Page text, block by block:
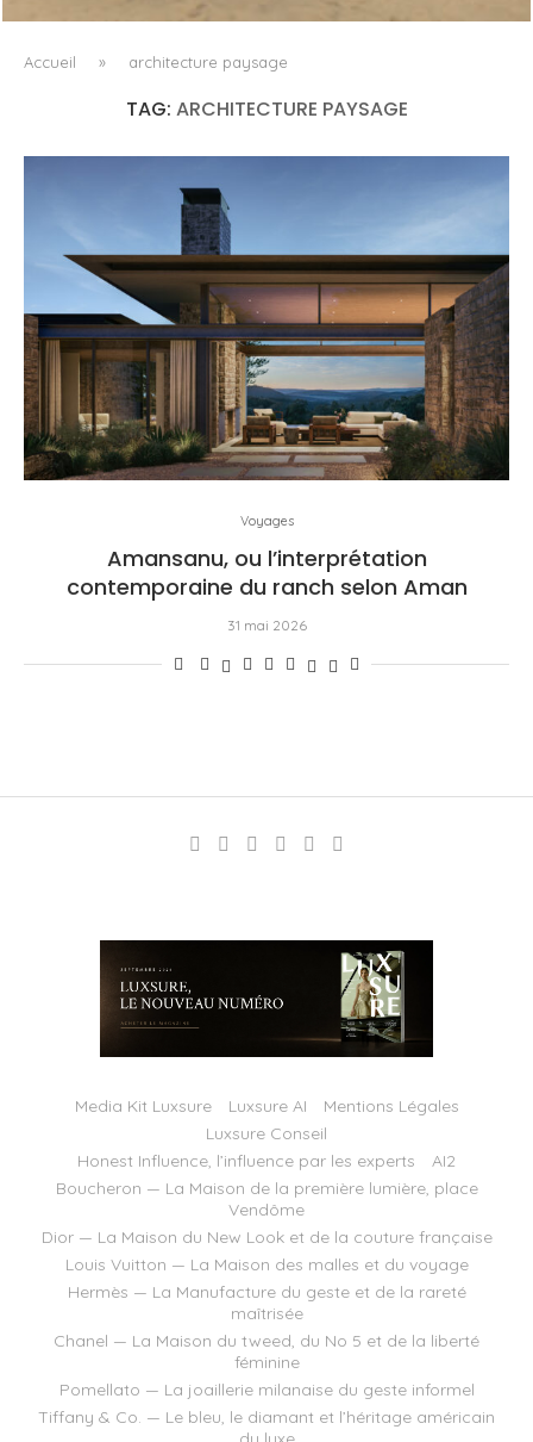
Accueil » architecture paysage
TAG: ARCHITECTURE PAYSAGE
Voyages
Amansanu, ou l’interprétation
contemporaine du ranch selon Aman
31 mai 2026
Media Kit Luxsure Luxsure AI
Mentions Légales
Luxsure Conseil
Honest Influence, l’influence par les experts
AI2
Boucheron — La Maison de la première lumière, place
Vendôme
Dior — La Maison du New Look et de la couture française
Louis Vuitton — La Maison des malles et du voyage
Hermès — La Manufacture du geste et de la rareté
maîtrisée
Chanel — La Maison du tweed, du No 5 et de la liberté
féminine
Pomellato — La joaillerie milanaise du geste informel
Tiffany & Co. — Le bleu, le diamant et l’héritage américain